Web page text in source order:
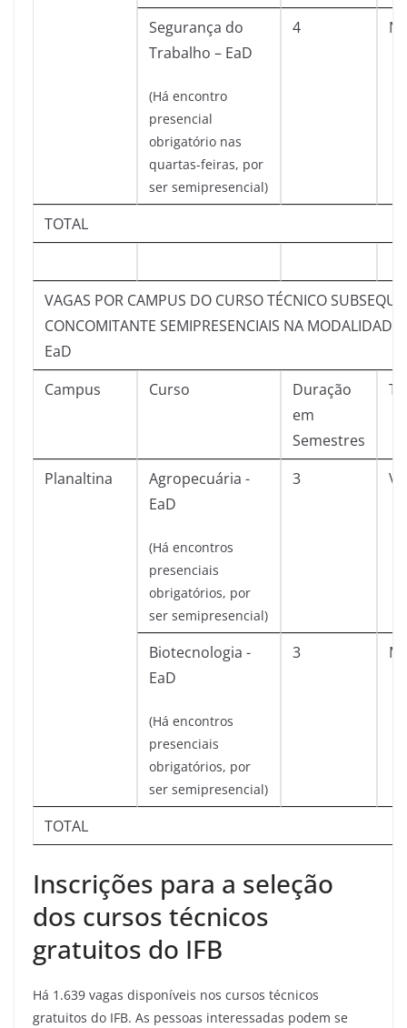
Segurança do
Trabalho – EaD
(Há encontro
presencial
obrigatório nas
quartas-feiras, por
ser semipresencial)
4
TOTAL
VAGAS POR CAMPUS DO CURSO TÉCNICO
CONCOMITANTE SEMIPRESENCIAIS NA MODALIDADE
EaD
Campus
Curso
Duração
em
Semestres
Planaltina
Agropecuária -
EaD
(Há encontros
presenciais
obrigatórios, por
ser semipresencial)
3
Biotecnologia -
EaD
(Há encontros
presenciais
obrigatórios, por
ser semipresencial)
3
TOTAL
Inscrições para a seleção
dos cursos técnicos
gratuitos do IFB
Há 1.639 vagas disponíveis nos cursos técnicos
gratuitos do IFB. As pessoas interessadas podem se